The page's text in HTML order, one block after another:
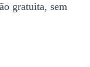
gratuita, sem